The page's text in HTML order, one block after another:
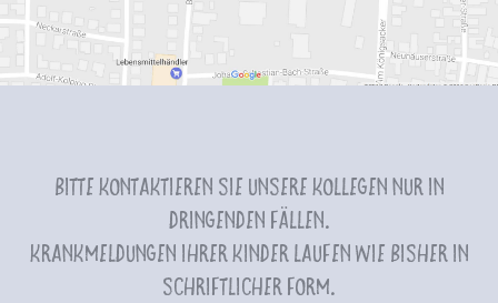
Bitte kontaktieren Sie unsere Kollegen nur in
dringenden Fällen.
Krankmeldungen Ihrer Kinder laufen wie bisher in
schriftlicher Form.